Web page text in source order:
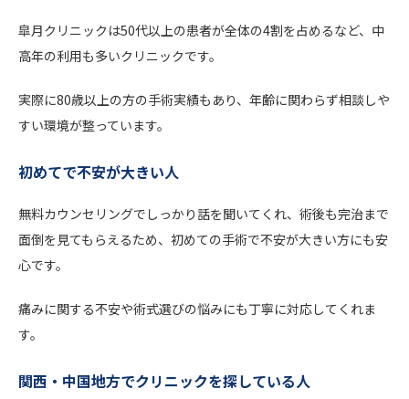
皐月クリニックは50代以上の患者が全体の4割を占めるなど、中
高年の利用も多いクリニックです。
実際に80歳以上の方の手術実績もあり、年齢に関わらず相談しや
すい環境が整っています。
初めてで不安が大きい人
無料カウンセリングでしっかり話を聞いてくれ、術後も完治まで
面倒を見てもらえるため、初めての手術で不安が大きい方にも安
心です。
痛みに関する不安や術式選びの悩みにも丁寧に対応してくれま
す。
関西・中国地方でクリニックを探している人